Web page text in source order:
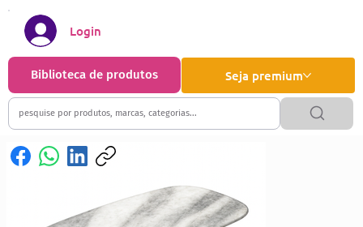
Seja premium
Biblioteca de produtos
Login